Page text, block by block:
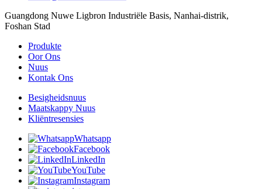
Guangdong Nuwe Ligbron Industriële Basis, Nanhai-distrik,
Foshan Stad
Produkte
Oor Ons
Nuus
Kontak Ons
Besigheidsnuus
Maatskappy Nuus
Kliëntresensies
Whatsapp
Facebook
LinkedIn
YouTube
Instagram